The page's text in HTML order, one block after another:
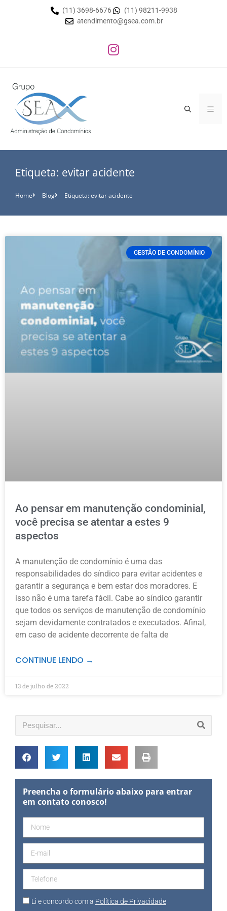
(11) 3698-6676
(11) 98211-9938
atendimento@gsea.com.br
Etiqueta: evitar acidente
Home Blog Etiqueta: evitar acidente
GESTÃO DE CONDOMÍNIO
Ao pensar em manutenção condominial,
você precisa se atentar a estes 9
aspectos
A manutenção de condomínio é uma das
responsabilidades do síndico para evitar acidentes e
garantir a segurança e bem estar dos moradores. E
isso não é uma tarefa fácil. Cabe ao síndico garantir
que todos os serviços de manutenção de condomínio
sejam devidamente contratados e executados. Afinal,
em caso de acidente decorrente de falta de
CONTINUE LENDO →
13 de julho de 2022
Preencha o formulário abaixo para entrar
em contato conosco!
Li e concordo com a Política de Privacidade